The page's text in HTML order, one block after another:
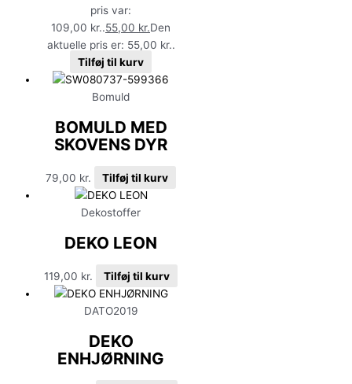
pris var:
109,00 kr..55,00 kr.Den
aktuelle pris er: 55,00 kr..
Tilføj til kurv
Bomuld
BOMULD MED
SKOVENS DYR
79,00 kr. Tilføj til kurv
Dekostoffer
DEKO LEON
119,00 kr. Tilføj til kurv
DATO2019
DEKO
ENHJØRNING